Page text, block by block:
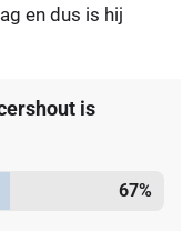
en dus is hij
is
67%